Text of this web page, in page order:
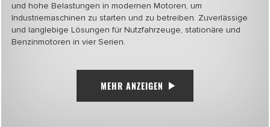
und hohe Belastungen in modernen Motoren, um
Industriemaschinen zu starten und zu betreiben. Zuverlässige
und langlebige Lösungen für Nutzfahrzeuge, stationäre und
Benzinmotoren in vier Serien.
MEHR ANZEIGEN